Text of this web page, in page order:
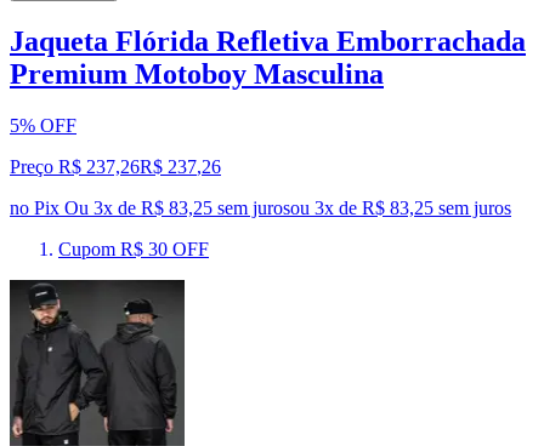
Jaqueta Flórida Refletiva Emborrachada
Premium Motoboy Masculina
5% OFF
Preço R$ 237,26R$ 237,26
no Pix Ou 3x de R$ 83,25 sem jurosou 3x de R$ 83,25 sem juros
Cupom R$ 30 OFF